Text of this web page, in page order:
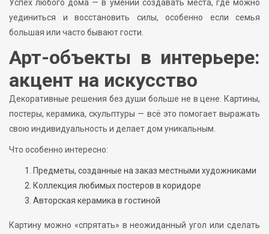
Успех любого дома — в умении создавать места, где можно
уединиться и восстановить силы, особенно если семья
большая или часто бывают гости.
Арт-объекты в интерьере:
акцент на искусство
Декоративные решения без души больше не в цене. Картины,
постеры, керамика, скульптуры — всё это помогает выражать
свою индивидуальность и делает дом уникальным.
Что особенно интересно:
Предметы, созданные на заказ местными художниками
Коллекция любимых постеров в коридоре
Авторская керамика в гостиной
Картину можно «спрятать» в неожиданный угол или сделать